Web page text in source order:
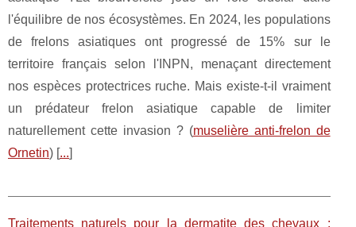
l'équilibre de nos écosystèmes. En 2024, les populations
de frelons asiatiques ont progressé de 15% sur le
territoire français selon l'INPN, menaçant directement
nos espèces protectrices ruche. Mais existe-t-il vraiment
un prédateur frelon asiatique capable de limiter
naturellement cette invasion ? (muselière anti-frelon de
Ornetin) [...]
Traitements naturels pour la dermatite des chevaux :